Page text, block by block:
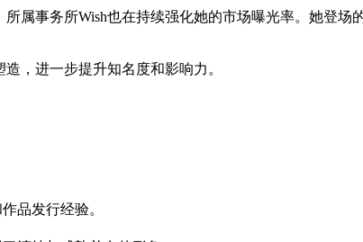
属事务所Wish也在持续强化她的市场曝光率。她登
，进一步提升知名度和影响力。
品发行经验。